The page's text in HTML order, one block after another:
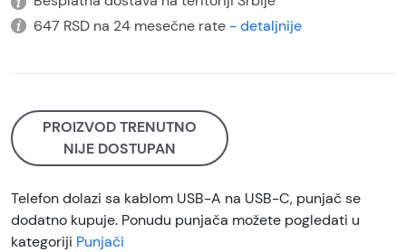
647 RSD na 24 mesečne rate - detaljnije
PROIZVOD TRENUTNO
NIJE DOSTUPAN
Telefon dolazi sa kablom USB-A na USB-C, punjač se
dodatno kupuje. Ponudu punjača možete pogledati u
kategoriji Punjači